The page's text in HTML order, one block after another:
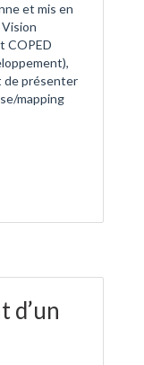
et mis en
COPED
de présenter
mapping
d’un